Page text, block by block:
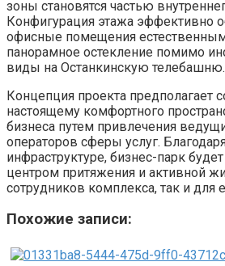
зоны становятся частью
Конфигурация этажа эффективно
офисные помещения
панорамное остекление помимо
виды на Останкинскую телебашню.
Концепция проекта предполагает
настоящему комфортного
бизнеса путем привлечения
операторов сферы услуг.
инфраструктуре, бизнес-парк
центром притяжения и активной
сотрудников комплекса, так и для
Похожие записи: